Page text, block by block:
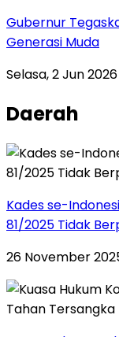
Gubernur
Generasi Muda
Selasa, 2 Jun
Daerah
Kades se-
81/2025 Tidak
26 November